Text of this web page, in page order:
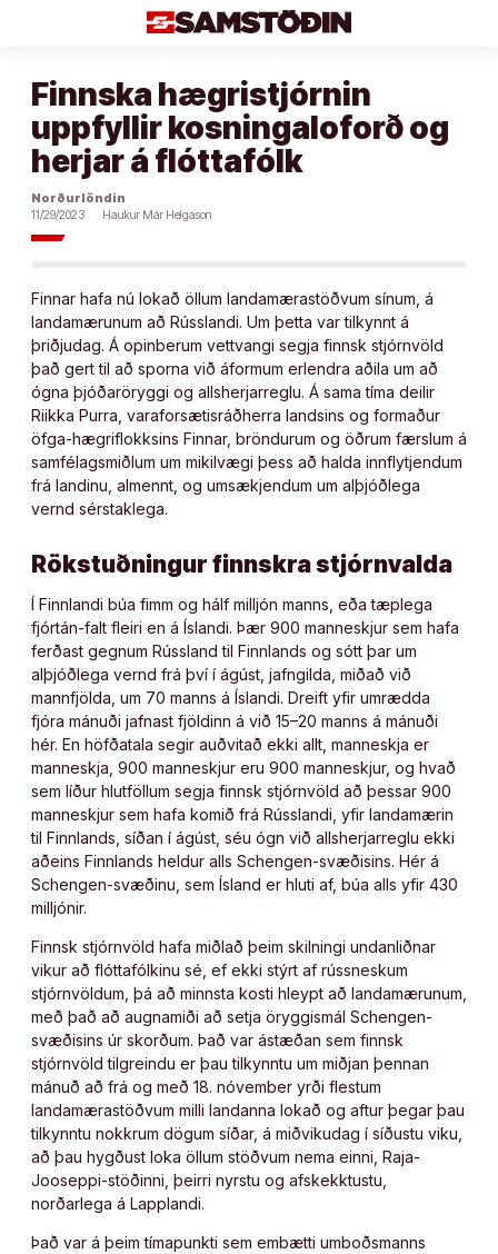
Finnska hægristjórnin
uppfyllir kosningaloforð og
herjar á flóttafólk
Norðurlöndin
11/29/2023
Haukur Már Helgason
Finnar hafa nú lokað öllum landamærastöðvum sínum, á
landamærunum að Rússlandi. Um þetta var tilkynnt á
þriðjudag. Á opinberum vettvangi segja finnsk stjórnvöld
það gert til að sporna við áformum erlendra aðila um að
ógna þjóðaröryggi og allsherjarreglu. Á sama tíma deilir
Riikka Purra, varaforsætisráðherra landsins og formaður
öfga-hægriflokksins Finnar, bröndurum og öðrum færslum á
samfélagsmiðlum um mikilvægi þess að halda innflytjendum
frá landinu, almennt, og umsækjendum um alþjóðlega
vernd sérstaklega.
Rökstuðningur finnskra stjórnvalda
Í Finnlandi búa fimm og hálf milljón manns, eða tæplega
fjórtán-falt fleiri en á Íslandi. Þær 900 manneskjur sem hafa
ferðast gegnum Rússland til Finnlands og sótt þar um
alþjóðlega vernd frá því í ágúst, jafngilda, miðað við
mannfjölda, um 70 manns á Íslandi. Dreift yfir umrædda
fjóra mánuði jafnast fjöldinn á við 15–20 manns á mánuði
hér. En höfðatala segir auðvitað ekki allt, manneskja er
manneskja, 900 manneskjur eru 900 manneskjur, og hvað
sem líður hlutföllum segja finnsk stjórnvöld að þessar 900
manneskjur sem hafa komið frá Rússlandi, yfir landamærin
til Finnlands, síðan í ágúst, séu ógn við allsherjarreglu ekki
aðeins Finnlands heldur alls Schengen-svæðisins. Hér á
Schengen-svæðinu, sem Ísland er hluti af, búa alls yfir 430
milljónir.
Finnsk stjórnvöld hafa miðlað þeim skilningi undanliðnar
vikur að flóttafólkinu sé, ef ekki stýrt af rússneskum
stjórnvöldum, þá að minnsta kosti hleypt að landamærunum,
með það að augnamiði að setja öryggismál Schengen-
svæðisins úr skorðum. Það var ástæðan sem finnsk
stjórnvöld tilgreindu er þau tilkynntu um miðjan þennan
mánuð að frá og með 18. nóvember yrði flestum
landamærastöðvum milli landanna lokað og aftur þegar þau
tilkynntu nokkrum dögum síðar, á miðvikudag í síðustu viku,
að þau hygðust loka öllum stöðvum nema einni, Raja-
Jooseppi-stöðinni, þeirri nyrstu og afskekktustu,
norðarlega á Lapplandi.
Það var á þeim tímapunkti sem embætti umboðsmanns